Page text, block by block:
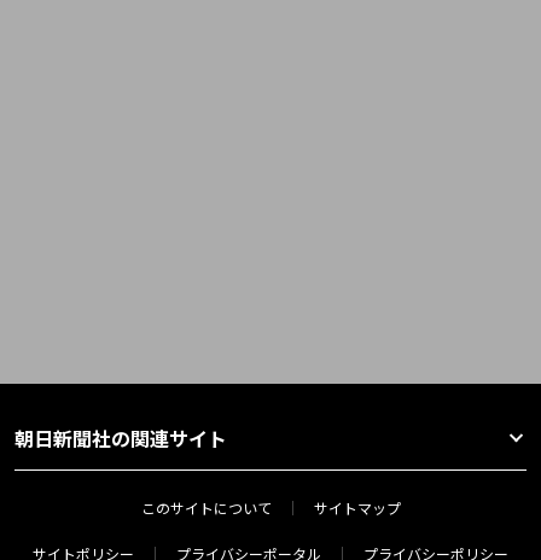
朝日新聞社の関連サイト
このサイトについて サイトマップ
サイトポリシー プライバシーポータル プライバシーポリシー